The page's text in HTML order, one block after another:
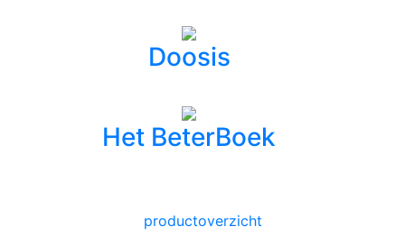
Doosis
Het BeterBoek
productoverzicht